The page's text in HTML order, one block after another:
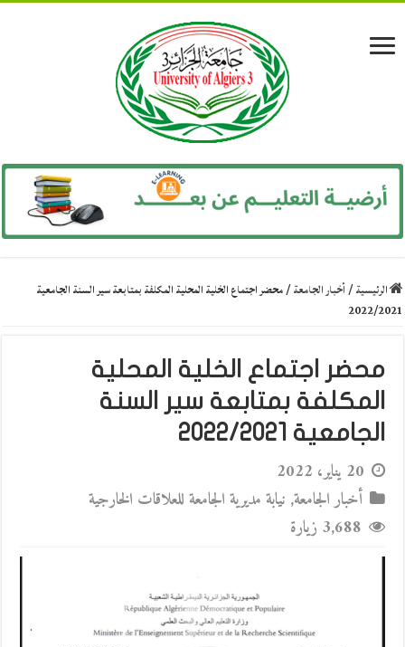
الرئيسية/أخبار الجامعة/محضر اجتماع الخلية المحلية المكلفة بمتابعة سير السنة الجامعية
2022/2021
محضر اجتماع الخلية المحلية
المكلفة بمتابعة سير السنة
الجامعية 2022/2021
20 يناير، 2022
أخبار الجامعة, نيابة مديرية الجامعة للعلاقات الخارجية
3,688 زيارة